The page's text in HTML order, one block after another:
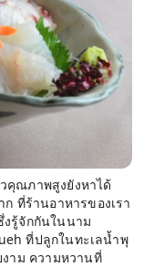
คุณภาพสูงยังหาได้
ที่ร้านอาหารของเรา
รู้จักกันในนาม
ที่ปลูกในทะเลน้ำพุ
าม ความหวานที่